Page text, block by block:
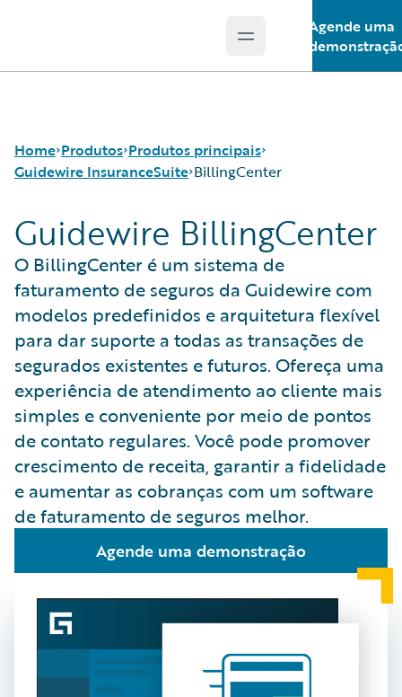
Open main menu
Agende uma
Home Produtos
Produtos principais
Guidewire Analytics
Tecnologia Guidewire
Guidewire Solutions
Services
Produtos principais
Guidewire InsuranceSuite
Guidewire InsuranceSuite
BillingCenter
ClaimCenter
PolicyCenter
PricingCenter
UnderwritingCenter
BillingCenter
Guidewire BillingCenter
O BillingCenter é um sistema de
faturamento de seguros da Guidewire com
modelos predefinidos e arquitetura flexível
para dar suporte a todas as transações de
segurados existentes e futuros. Ofereça uma
experiência de atendimento ao cliente mais
simples e conveniente por meio de pontos
de contato regulares. Você pode promover
crescimento de receita, garantir a fidelidade
e aumentar as cobranças com um software
de faturamento de seguros melhor.
Agende uma demonstração